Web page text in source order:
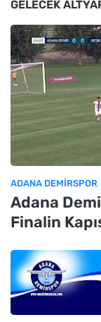
GELECEK
ADANA DEMIRSPOR
Adana
Finalin